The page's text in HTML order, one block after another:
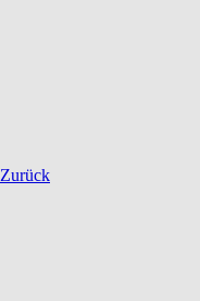
Zurück